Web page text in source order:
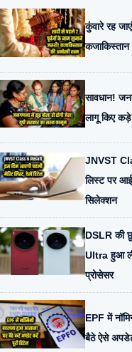
कुंवारे रह
कजाकिस्तान
सावधान!
लागू किए कड़े
JNVST
लिस्ट पर
सिलेक्शन
DSLR की
Ultra हुआ
प्रोसेसर
EPF में
बैठे ऐसे